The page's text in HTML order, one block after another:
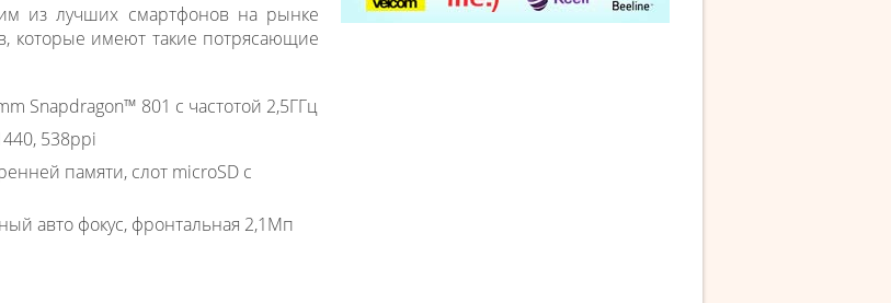
из лучших смартфонов на рынке
которые имеют такие потрясающие
Snapdragon™ 801 с частотой 2,5ГГц
538ppi
памяти, слот microSD с
авто фокус, фронтальная 2,1Мп